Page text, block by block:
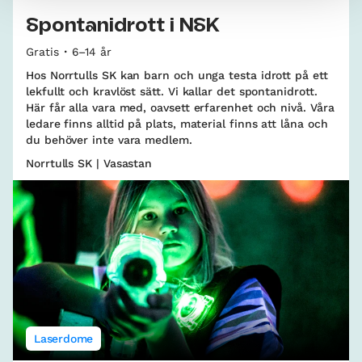
Spontanidrott i NSK
Gratis
6–14 år
Hos Norrtulls SK kan barn och unga testa idrott på ett
lekfullt och kravlöst sätt. Vi kallar det spontanidrott.
Här får alla vara med, oavsett erfarenhet och nivå. Våra
ledare finns alltid på plats, material finns att låna och
du behöver inte vara medlem.
Norrtulls SK | Vasastan
Laserdome